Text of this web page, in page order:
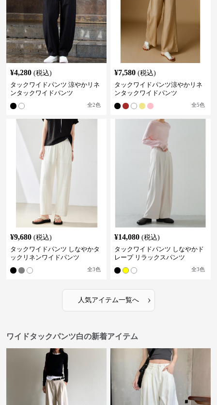
¥4,280 (税込)
タックワイドパンツ 涼やかリネ
ンタックワイドパンツ
全2色
¥7,580 (税込)
タックワイドパンツ涼やかリネ
ンタックワイドパンツ
全5色
¥9,680 (税込)
タックワイドパンツ しなやかタ
ックリネンワイドパンツ
全3色
¥14,080 (税込)
タックワイドパンツ しなやかド
レープ リラックスパンツ
全3色
人気アイテム一覧へ ›
ワイドタックパンツ白の新着アイテム